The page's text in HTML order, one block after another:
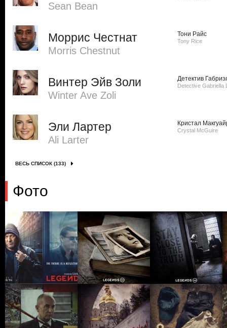
Sean Bean
Моррис Честнат
Morris Chestnut
Тони Райс
Tony Rice
Винтер Эйв Золи
Winter Ave Zoli
Детектив
Detective Gabriella
Эли Лартер
Ali Larter
Кристал
Crystal McGuire
ВЕСЬ СПИСОК (133)
Фото